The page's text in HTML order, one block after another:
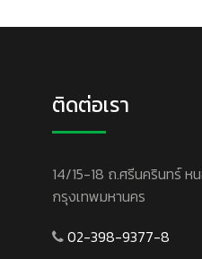
ติดต่อเรา
14/15-18 ถ.ศรีนครินทร์ ห
กรุงเทพมหานคร
02-398-9377-8